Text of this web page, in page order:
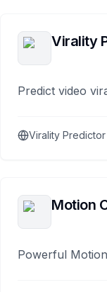
Virality
Predict video
Virality Predictor
Motion
Powerful